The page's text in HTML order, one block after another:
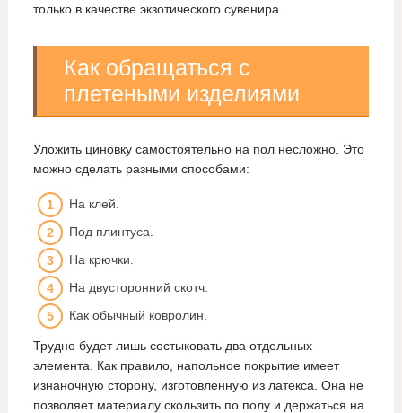
только в качестве экзотического сувенира.
Как обращаться с
плетеными изделиями
Уложить циновку самостоятельно на пол несложно. Это
можно сделать разными способами:
На клей.
Под плинтуса.
На крючки.
На двусторонний скотч.
Как обычный ковролин.
Трудно будет лишь состыковать два отдельных
элемента. Как правило, напольное покрытие имеет
изнаночную сторону, изготовленную из латекса. Она не
позволяет материалу скользить по полу и держаться на